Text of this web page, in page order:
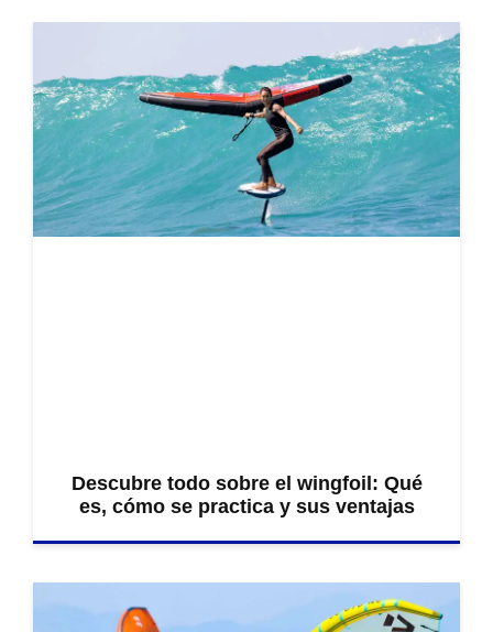
Descubre todo sobre el wingfoil: Qué
es, cómo se practica y sus ventajas